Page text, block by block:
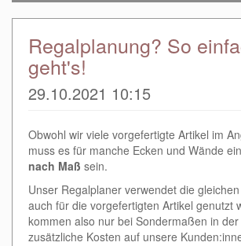
Regalplanung? So
geht's!
29.10.2021 10:15
Obwohl wir viele vorgefertigte Artikel im
muss es für manche Ecken und Wände
nach Maß sein.
Unser Regalplaner verwendet die
auch für die vorgefertigten Artikel genutzt
kommen also nur bei Sondermaßen in der
zusätzliche Kosten auf unsere